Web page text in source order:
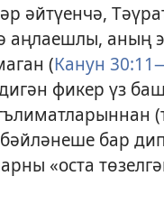
әйтүенчә,
аңлаешлы, аның
(Канун
фикер үз
бар
«оста